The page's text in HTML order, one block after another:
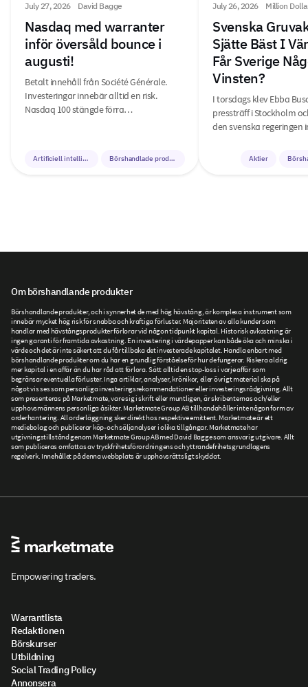
July 27, 2026 David Bagge
Nasdaq med warranter
inför översåld bounce i
augusti!
Betalt innehåll från Société Générale.
Investeringar innebär alltid en risk.
Nasdaq 100 stängde förra…
Artificiell intelligens Börshandlade produkter
July 26, 2026 Million
Svenska
Sjätte Bäst I
Får Sverige
Vinsten?
I torsdags klev Ebba
pressträff i Stockholm
den svenska
Aktier
Om börshandlande produkter
Börshandlande produkter, och i synnerhet de med hög hävstång, är komplexa instrument som
innebär mycket hög risk för snabba och kraftiga förluster. Majoriteten av alla kunder som
handlar med hävstångsprodukter förlorar vid någon tidpunkt kapital. Historisk avkastning är
ingen garanti för framtida avkastning. En investering i värdepapper kan både öka och minska i
värde och det är inte säkert att du får tillbaka det investerade kapitalet. Handla enbart med
börshandlande produkter om du har en grundlig förståelse för hur de fungerar. Riskera aldrig
mer kapital i en affär än du har råd att förlora. Sätt alltid en stop-loss i varje affär som
begränsar eventuella förluster. Inga artiklar, analyser, krönikor, eller övrigt material ska på
något vis ses som personliga investeringsrekommendationer eller investeringsrådgivning. Allt
som presenteras på Marketmate, vare sig i skrift eller muntligen, är skribenternas och/eller
upphovsmännens personliga åsikter. Marketmate Group AB tillhandahåller inte någon form av
orderhantering. All orderläggning sker direkt hos respektive emittent. Marketmate är ett
mediebolag och publicerar köp- och säljanalyser i olika tillgångar. Marketmate har
utgivningstillstånd genom Marketmate Group AB med David Bagge som ansvarig utgivare. Allt
som publiceras omfattas av tryckfrihetsförordningens och yttrandefrihetsgrundlagens
regelverk. Innehållet på denna webbplats är upphovsrättsligt skyddat.
Empowering traders.
Warrantlista
Redaktionen
Börskurser
Utbildning
Social Trading Policy
Annonsera